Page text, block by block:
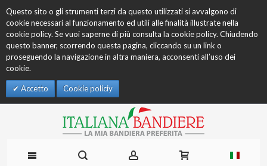
Questo sito o gli strumenti terzi da questo utilizzati si avvalgono di
cookie necessari al funzionamento ed utili alle finalità illustrate nella
cookie policy. Se vuoi saperne di più consulta la cookie policy. Chiudendo
questo banner, scorrendo questa pagina, cliccando su un link o
proseguendo la navigazione in altra maniera, acconsenti all’uso dei
cookie.
Accetto Cookie policiy